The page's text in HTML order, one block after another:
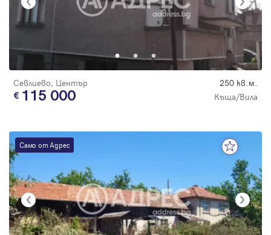
Севлиево, Център 250 кв.м.
115 000 Къща/Вила
Само от Адрес